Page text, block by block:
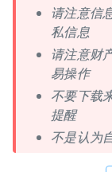
请注意信
私信息
请注意财
易操作
不要下载
提醒
不是认为